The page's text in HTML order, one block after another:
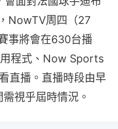
NowTV周四（27
事將會在630台播
程式、Now Sports
直播。直播時段由早
視乎屆時情況。